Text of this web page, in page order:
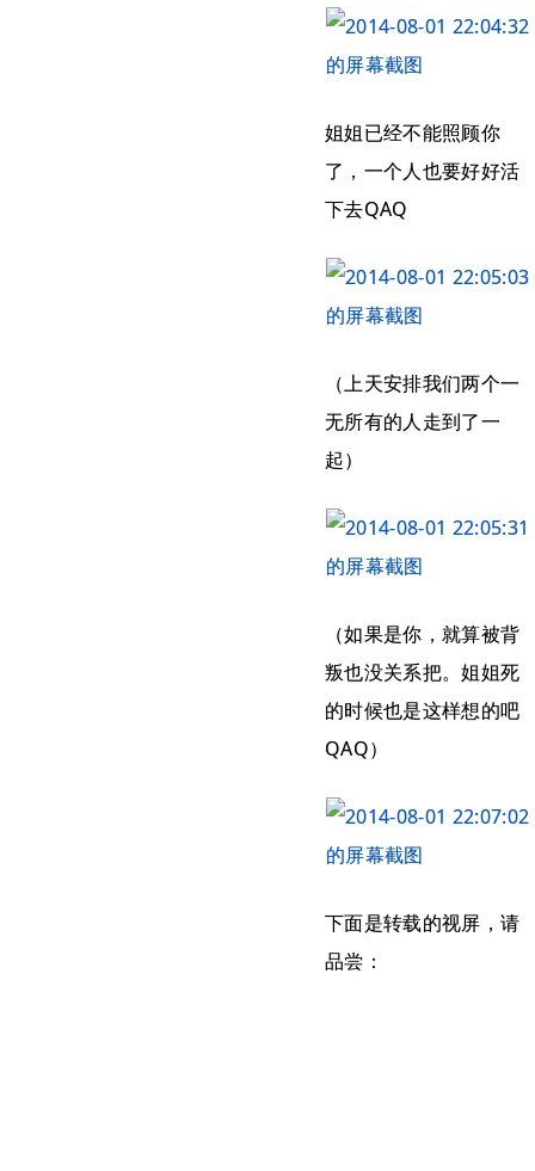
姐姐已经不能照顾你
了，一个人也要好好活
下去QAQ
（上天安排我们两个一
无所有的人走到了一
起）
（如果是你，就算被背
叛也没关系把。姐姐死
的时候也是这样想的吧
QAQ）
下面是转载的视屏，请
品尝：